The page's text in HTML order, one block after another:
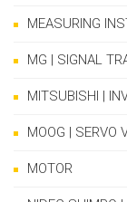
MEASURING
MG | SIGNAL
MITSUBISHI |
MOOG | SERVO
MOTOR